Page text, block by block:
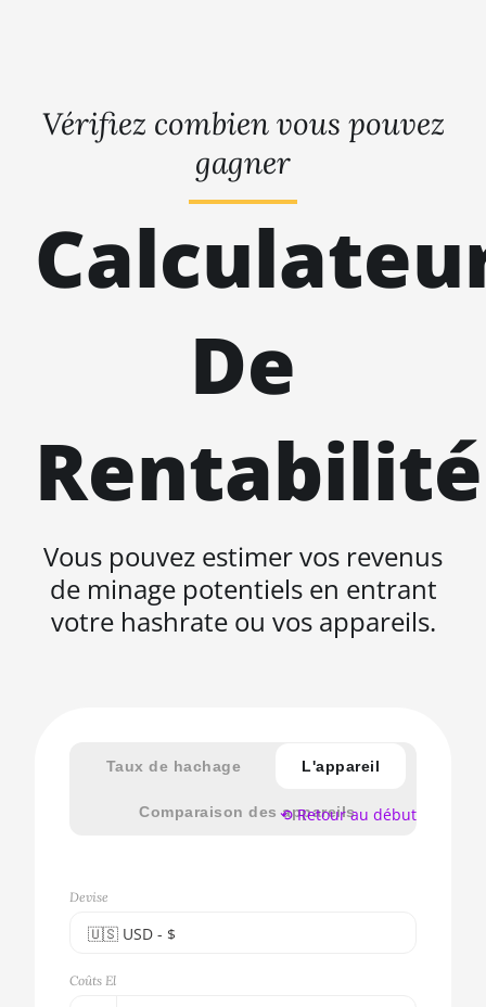
Vérifiez combien vous pouvez
gagner
De
Rentabilité
Vous pouvez estimer vos revenus
de minage potentiels en entrant
votre hashrate ou vos appareils.
Taux de hachage L'appareil
Comparaison des appareils
Devise
🇺🇸ㅤ USD - $
🇪🇺ㅤ EUR - €
Coûts El
⟲ Retour au début